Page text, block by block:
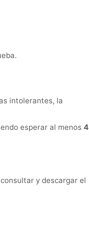
intolerantes, la
esperar al menos 4
y descargar el